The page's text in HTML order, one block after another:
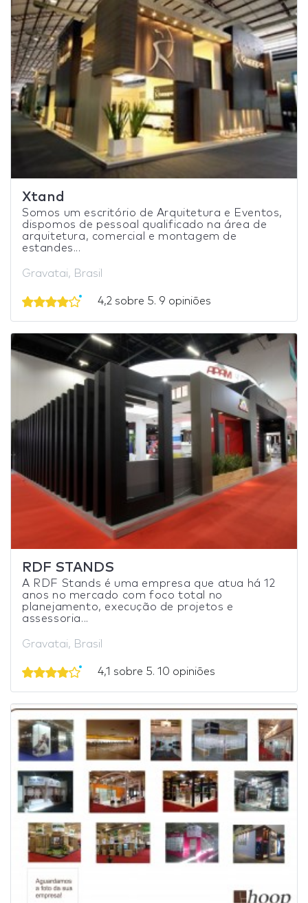
Xtand
Somos um escritório de Arquitetura e Eventos,
dispomos de pessoal qualificado na área de
arquitetura, comercial e montagem de
estandes...
Gravatai, Brasil
4,2 sobre 5. 9 opiniões
RDF STANDS
A RDF Stands é uma empresa que atua há 12
anos no mercado com foco total no
planejamento, execução de projetos e
assessoria...
Gravatai, Brasil
4,1 sobre 5. 10 opiniões